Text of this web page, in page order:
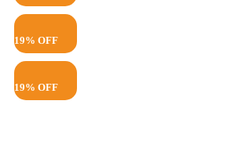
19% OFF
19% OFF